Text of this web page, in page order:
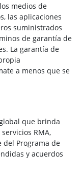
medios de
las aplicaciones
suministrados
de garantía de
La garantía de
a menos que se
que brinda
RMA,
del Programa de
y acuerdos